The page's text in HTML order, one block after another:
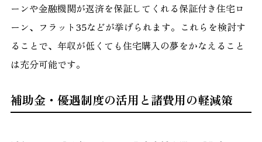
ーンや金融機関が返済を保証してくれる保証付き住宅ロ
ーン、フラット35などが挙げられます。これらを検討す
ることで、年収が低くても住宅購入の夢をかなえること
は充分可能です。
補助金・優遇制度の活用と諸費用の軽減策